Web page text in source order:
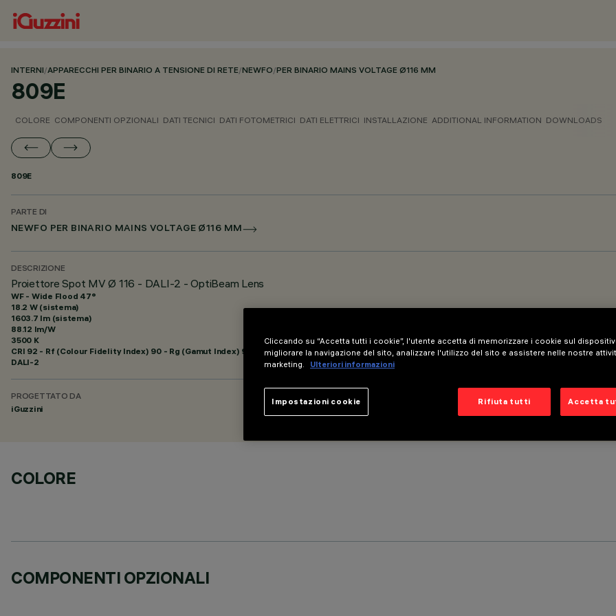
INTERNI/APPARECCHI PER BINARIO A TENSIONE DI RETE/NEWFO/PER BINARIO MAINS VOLTAGE Ø116 MM
809E
COLORE COMPONENTI OPZIONALI DATI TECNICI DATI FOTOMETRICI DATI ELETTRICI INSTALLAZIONE ADDITIONAL INFORMATION DOWNLOADS
809E
PARTE DI
NEWFO PER BINARIO MAINS VOLTAGE Ø116 MM
DESCRIZIONE
Proiettore Spot MV Ø 116 - DALI-2 - OptiBeam Lens
WF - Wide Flood 47°
18.2 W (sistema)
1603.7 lm (sistema)
88.12 lm/W
3500 K
CRI 92 - Rf (Colour Fidelity Index) 90 - Rg (Gamut Index) 98
DALI-2
PROGETTATO DA
iGuzzini
COLORE
COMPONENTI OPZIONALI
Cliccando su “Accetta tutti i cookie”, l'utente accetta di memorizzare i cookie sul
migliorare la navigazione del sito, analizzare l'utilizzo del sito e assistere nelle nostre
marketing.
Ulteriori informazioni
Rifiuta tutti Accetta
Impostazioni cookie